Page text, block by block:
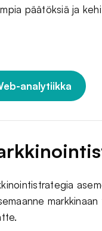
päätöksiä ja
analytiikka
markkinaan